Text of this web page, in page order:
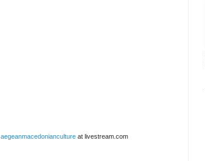
aegeanmacedoniancultureat livestream.com